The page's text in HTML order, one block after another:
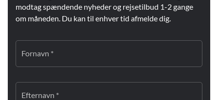
modtag spændende nyheder og rejsetilbud 1-2 gange
om måneden. Du kan til enhver tid afmelde dig.
Fornavn *
Efternavn *